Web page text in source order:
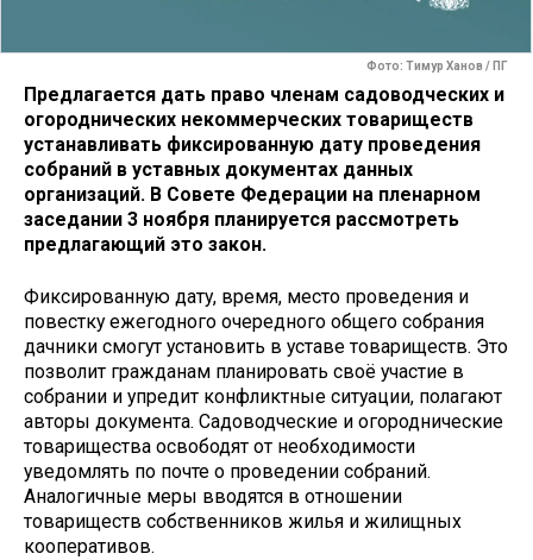
Фото: Тимур Ханов / ПГ
Предлагается дать право членам садоводческих и
огороднических некоммерческих товариществ
устанавливать фиксированную дату проведения
собраний в уставных документах данных
организаций. В Совете Федерации на пленарном
заседании 3 ноября планируется рассмотреть
предлагающий это закон.
Фиксированную дату, время, место проведения и
повестку ежегодного очередного общего собрания
дачники смогут установить в уставе товариществ. Это
позволит гражданам планировать своё участие в
собрании и упредит конфликтные ситуации, полагают
авторы документа. Садоводческие и огороднические
товарищества освободят от необходимости
уведомлять по почте о проведении собраний.
Аналогичные меры вводятся в отношении
товариществ собственников жилья и жилищных
кооперативов.